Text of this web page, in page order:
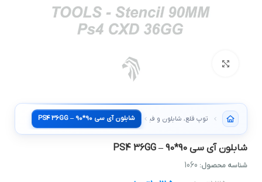
توپ قلع، شابلون و فیکسچرشابلون آی سی 90*90 – PS4 36GG
شابلون آی سی 90*90 – PS4 36GG
شناسه محصول: 1060